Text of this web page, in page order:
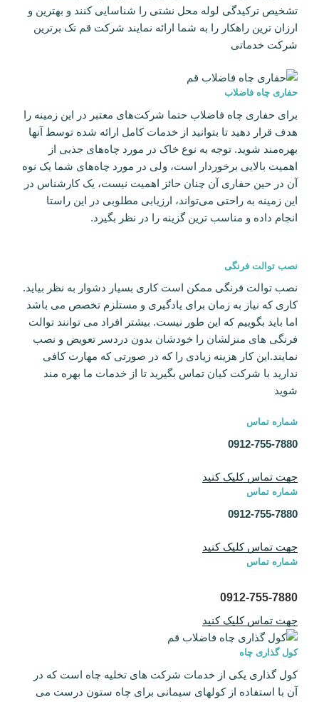
تشخیص ترکیدگی لوله محل نشتی را شناسایی کنند و بهترین و
ارزان ترین راهکار را به شما ارائه نمایند شرکت قم تک برترین
شرکت خدماتی
حفاری چاه فاضلاب
برای حفاری چاه فاضلاب حتما شرکت‌های معتبر در این زمینه را
هدف قرار دهید تا بتوانید از خدمات کامل ارائه شده توسط آنها
بهره‌مند شوید. توجه به نوع خاک در مورد چاه‌های جذبی از
اهمیت بالایی برخوردار است، ولی در مورد چاه‌های شما یک نوه
آن در حین حفاری آن چنان حائز اهمیت نیست، یک کارشناس در
این زمینه به راحتی می‌تواند، ارزیابی مطلوبی در این راستا
انجام داده و مناسب ترین گزینه را در نظر بگیرد.
نصب توالت فرنگی
نصب توالت فرنگی ممکن است کاری بسیار دشوار به نظر بیاید.
کاری که نیاز به زمان برای یادگیری و مستلزم تخصص می باشد
اما باید بگوییم که این طور نیست. بیشتر افراد می توانند توالت
فرنگی های منزلشان را خودشان بدون دردسر تعویض و نصب
نمایند.این کار هزینه زیادی را که در صورتی که مهارت کافی
ندارید با شرکت کیان تماس بگیرید تا از خدمات ما بهره مند
شوید
شماره تماس
0912-755-7880
جهت تماس کلیک کنید
شماره تماس
0912-755-7880
جهت تماس کلیک کنید
شماره تماس
0912-755-7880
جهت تماس کلیک کنید
کول گذاری چاه
کول گذاری یکی از خدمات شرکت های تخلیه چاه است که در
آن با استفاده از کولهای سیمانی برای چاه ستون درست می